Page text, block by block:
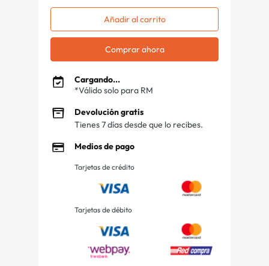
Añadir al carrito
Comprar ahora
Cargando...
*Válido solo para RM
Devolución gratis
Tienes 7 días desde que lo recibes.
Medios de pago
Tarjetas de crédito
Tarjetas de débito